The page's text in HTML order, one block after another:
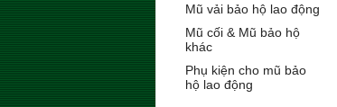
Mũ vải bảo hộ lao động
Mũ cối & Mũ bảo hộ
khác
Phụ kiện cho mũ bảo
hộ lao động